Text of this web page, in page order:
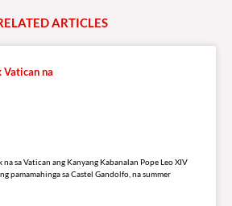
ARTICLES
Vatican na
sa Vatican ang Kanyang Kabanalan Pope Leo XIV
pamamahinga sa Castel Gandolfo, na summer